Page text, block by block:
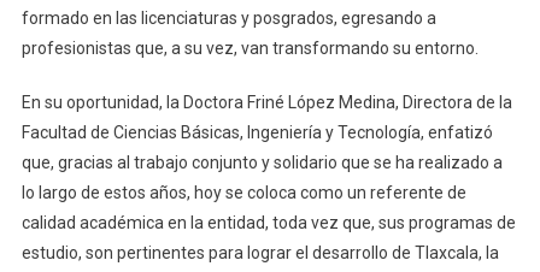
formado en las licenciaturas y posgrados, egresando a
profesionistas que, a su vez, van transformando su entorno.
En su oportunidad, la Doctora Friné López Medina, Directora de la
Facultad de Ciencias Básicas, Ingeniería y Tecnología, enfatizó
que, gracias al trabajo conjunto y solidario que se ha realizado a
lo largo de estos años, hoy se coloca como un referente de
calidad académica en la entidad, toda vez que, sus programas de
estudio, son pertinentes para lograr el desarrollo de Tlaxcala, la